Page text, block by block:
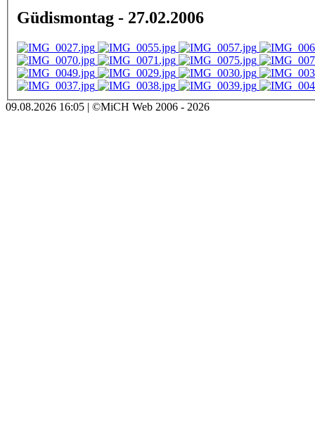
Güdismontag - 27.02.2006
09.08.2026 16:05 | ©MiCH Web 2006 - 2026